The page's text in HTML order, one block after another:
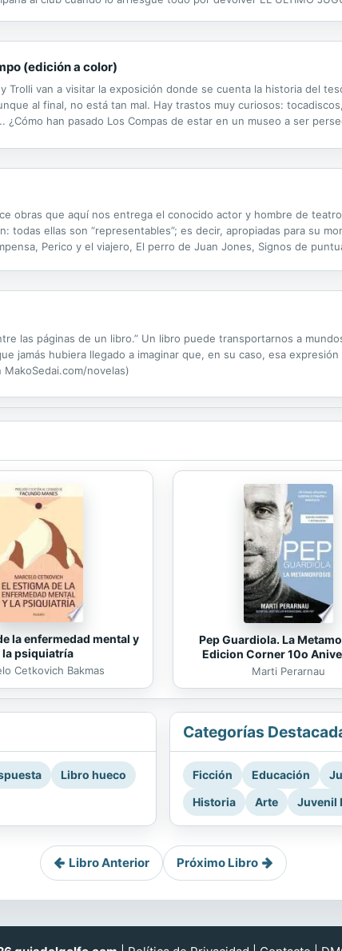
(edición a color)
Trolli van a visitar la exposición donde se cuenta la historia del
al final, no está tan mal. Hay trastos muy curiosos:
han pasado Los Compas de estar en un museo a ser
obras que aquí nos entrega el conocido actor y hombre de
todas ellas son “representables”; es decir, apropiadas para su
Perico y el viajero, El perro de Juan Jones, Signos de
las páginas de un libro.” Un libro puede transportarnos a
jamás hubiera llegado a imaginar que, en su caso, esa
novelas)
la enfermedad mental y
la psiquiatría
Cetkovich Bakmas
Pep Guardiola. La
Edicion Corner 10o
Marti Perarnau
Libro hueco
Categorías
Ficción Educación
Historia
Arte Juvenil
Libro Anterior Próximo Libro